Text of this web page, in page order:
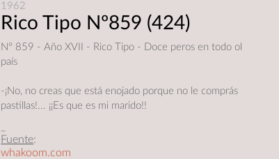
1962
Rico Tipo Nº859 (424)
N° 859 - Año XVII - Rico Tipo - Doce peros en todo ol
país
-¡No, no creas que está enojado porque no le comprás
pastillas!... ¡¡Es que es mi marido!!
Fuente:
whakoom.com